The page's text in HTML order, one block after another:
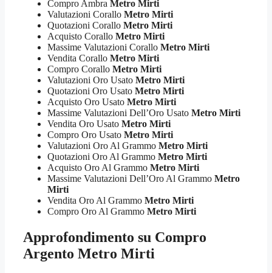
Compro Ambra Metro Mirti
Valutazioni Corallo Metro Mirti
Quotazioni Corallo Metro Mirti
Acquisto Corallo Metro Mirti
Massime Valutazioni Corallo Metro Mirti
Vendita Corallo Metro Mirti
Compro Corallo Metro Mirti
Valutazioni Oro Usato Metro Mirti
Quotazioni Oro Usato Metro Mirti
Acquisto Oro Usato Metro Mirti
Massime Valutazioni Dell’Oro Usato Metro Mirti
Vendita Oro Usato Metro Mirti
Compro Oro Usato Metro Mirti
Valutazioni Oro Al Grammo Metro Mirti
Quotazioni Oro Al Grammo Metro Mirti
Acquisto Oro Al Grammo Metro Mirti
Massime Valutazioni Dell’Oro Al Grammo Metro
Mirti
Vendita Oro Al Grammo Metro Mirti
Compro Oro Al Grammo Metro Mirti
Approfondimento su Compro
Argento Metro Mirti